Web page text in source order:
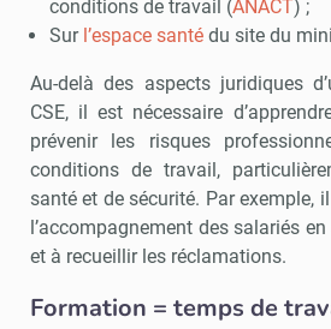
conditions de travail (ANACT) ;
Sur l’espace santédu site du
Au-delà des aspects juridiques
CSE, il est nécessaire
prévenir les risques
conditions de travail,
santé et de sécurité. Par exemple,
l’accompagnement des salariés
et à recueillir les réclamations.
Formation = temps de